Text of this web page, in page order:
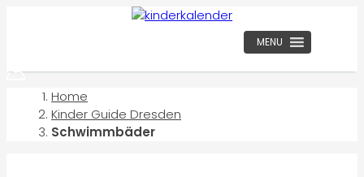
MENU
Home
Kinder Guide Dresden
Schwimmbäder